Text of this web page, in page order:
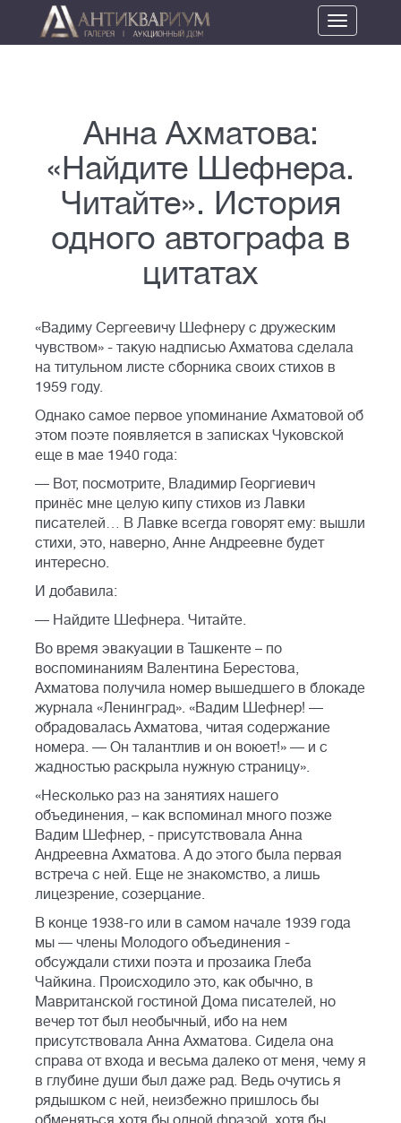
Toggle
navigation
Анна Ахматова:
«Найдите Шефнера.
Читайте». История
одного автографа в
цитатах
«Вадиму Сергеевичу Шефнеру с дружеским
чувством» - такую надписью Ахматова сделала
на титульном листе сборника своих стихов в
1959 году.
Однако самое первое упоминание Ахматовой об
этом поэте появляется в записках Чуковской
еще в мае 1940 года:
— Вот, посмотрите, Владимир Георгиевич
принёс мне целую кипу стихов из Лавки
писателей… В Лавке всегда говорят ему: вышли
стихи, это, наверно, Анне Андреевне будет
интересно.
И добавила:
— Найдите Шефнера. Читайте.
Во время эвакуации в Ташкенте – по
воспоминаниям Валентина Берестова,
Ахматова получила номер вышедшего в блокаде
журнала «Ленинград». «Вадим Шефнер! —
обрадовалась Ахматова, читая содержание
номера. — Он талантлив и он воюет!» — и с
жадностью раскрыла нужную страницу».
«Несколько раз на занятиях нашего
объединения, – как вспоминал много позже
Вадим Шефнер, - присутствовала Анна
Андреевна Ахматова. А до этого была первая
встреча с ней. Еще не знакомство, а лишь
лицезрение, созерцание.
В конце 1938-го или в самом начале 1939 года
мы — члены Молодого объединения -
обсуждали стихи поэта и прозаика Глеба
Чайкина. Происходило это, как обычно, в
Мавританской гостиной Дома писателей, но
вечер тот был необычный, ибо на нем
присутствовала Анна Ахматова. Сидела она
справа от входа и весьма далеко от меня, чему я
в глубине души был даже рад. Ведь очутись я
рядышком с ней, неизбежно пришлось бы